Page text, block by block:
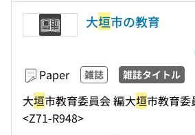
大垣市の教育
Paper 雑誌 雑誌タイトル
大垣市教育委員会 編大垣市教育委
<Z71-R948>